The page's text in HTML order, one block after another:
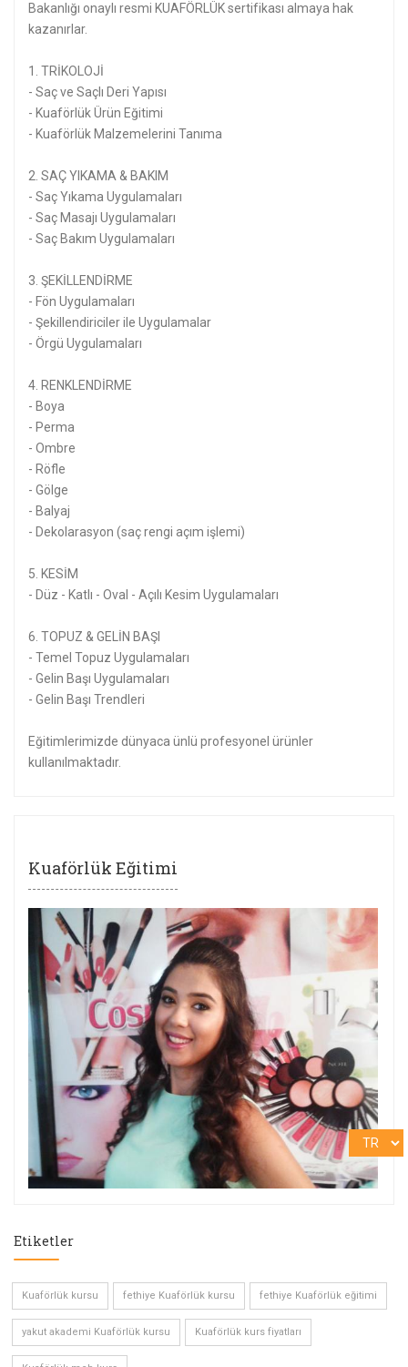
Bakanlığı onaylı resmi KUAFÖRLÜK sertifikası almaya hak
kazanırlar.
1. TRİKOLOJİ
- Saç ve Saçlı Deri Yapısı
- Kuaförlük Ürün Eğitimi
- Kuaförlük Malzemelerini Tanıma
2. SAÇ YIKAMA & BAKIM
- Saç Yıkama Uygulamaları
- Saç Masajı Uygulamaları
- Saç Bakım Uygulamaları
3. ŞEKİLLENDİRME
- Fön Uygulamaları
- Şekillendiriciler ile Uygulamalar
- Örgü Uygulamaları
4. RENKLENDİRME
- Boya
- Perma
- Ombre
- Röfle
- Gölge
- Balyaj
- Dekolarasyon (saç rengi açım işlemi)
5. KESİM
- Düz - Katlı - Oval - Açılı Kesim Uygulamaları
6. TOPUZ & GELİN BAŞI
- Temel Topuz Uygulamaları
- Gelin Başı Uygulamaları
- Gelin Başı Trendleri
Eğitimlerimizde dünyaca ünlü profesyonel ürünler
kullanılmaktadır.
Kuaförlük Eğitimi
Etiketler
Kuaförlük kursu fethiye Kuaförlük kursu fethiye Kuaförlük eğitimi
yakut akademi Kuaförlük kursu Kuaförlük kurs fiyatları